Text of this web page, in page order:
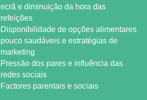
ecrã e diminuição da hora das
refeições
Disponibilidade de opções alimentares
pouco saudáveis e estratégias de
marketing
Pressão dos pares e influência das
redes sociais
Factores parentais e sociais